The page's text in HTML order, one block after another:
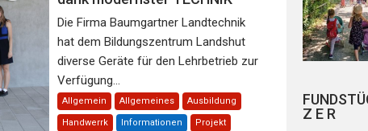
Die Firma Baumgartner Landtechnik
hat dem Bildungszentrum Landshut
diverse Geräte für den Lehrbetrieb zur
Verfügung...
Allgemein Allgemeines Ausbildung
Handwerrk Informationen Projekt
Z E R